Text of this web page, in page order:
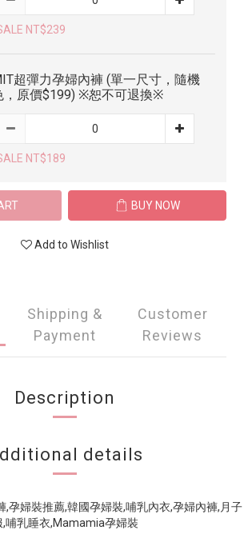
NT$239
超彈力孕婦內褲 (單一尺寸，隨機
，原價$199) ※恕不可退換※
NT$189
BUY NOW
Add to Wishlist
Shipping &
Payment
Customer
Reviews
Description
details